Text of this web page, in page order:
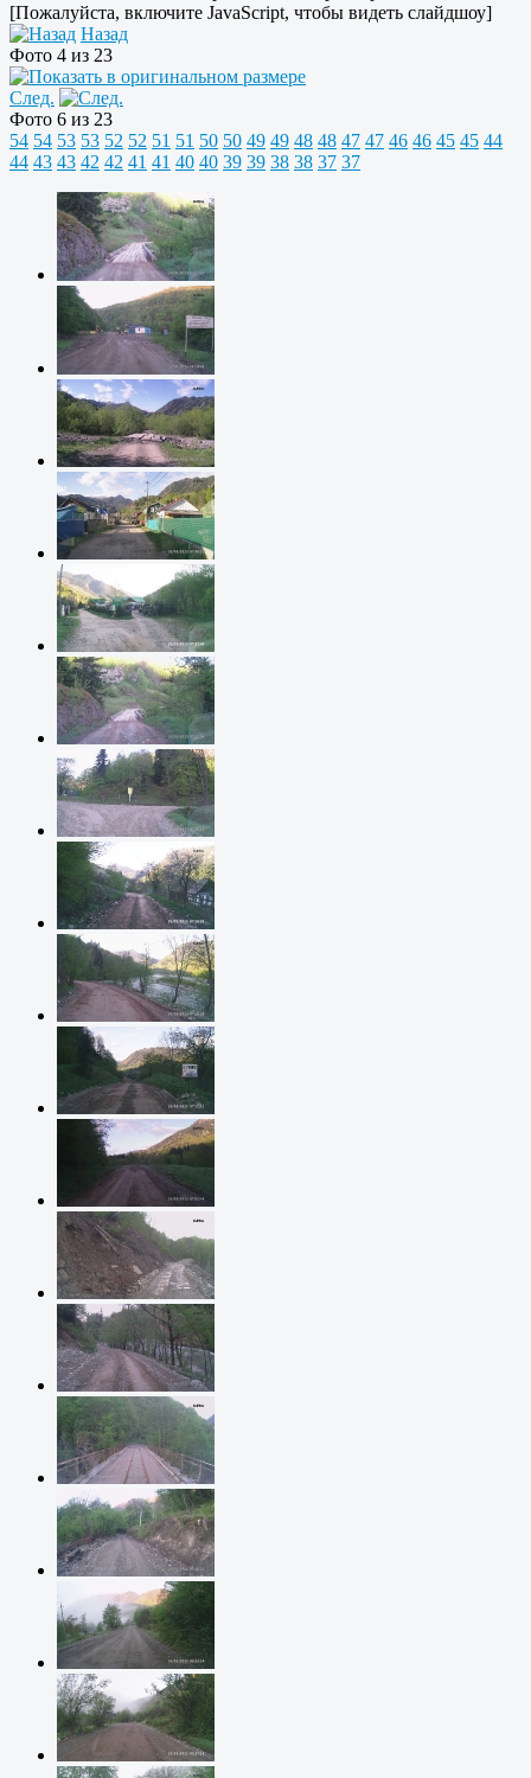
[Пожалуйста, включите JavaScript, чтобы видеть слайдшоу]
Назад
Фото 4 из 23
След.
Фото 6 из 23
54 54 53 53 52 52 51 51 50 50 49 49 48 48 47 47 46 46 45 45 44
44 43 43 42 42 41 41 40 40 39 39 38 38 37 37